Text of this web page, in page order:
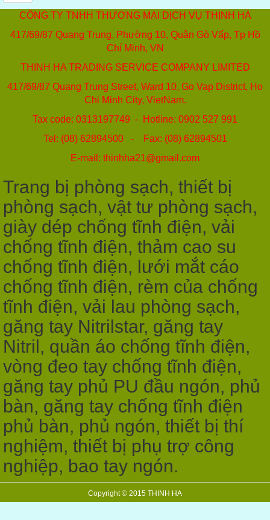
CÔNG TY TNHH THƯƠNG MẠI DỊCH VỤ THỊNH HÀ
417/69/87 Quang Trung, Phường 10, Quận Gò Vấp, Tp Hồ
Chí Minh, VN
THINH HA TRADING SERVICE COMPANY LIMITED
417/69/87 Quang Trung Street, Ward 10, Go Vap District, Ho
Chi Minh City, VietNam.
Tax code: 0313197749 - Hotline: 0902 527 991
Tel: (08) 62894500 - Fax: (08) 62894501
E-mail: thinhha21@gmail.com
Trang bị phòng sạch, thiết bị
phòng sạch, vật tư phòng sạch,
giày dép chống tĩnh điện, vải
chống tĩnh điện, thảm cao su
chống tĩnh điện, lưới mắt cáo
chống tĩnh điện, rèm của chống
tĩnh điện, vải lau phòng sạch,
găng tay Nitrilstar, găng tay
Nitril, quần áo chống tĩnh điện,
vòng đeo tay chống tĩnh điện,
găng tay phủ PU đầu ngón, phủ
bàn, găng tay chống tĩnh điện
phủ bàn, phủ ngón, thiết bị thí
nghiệm, thiết bị phụ trợ công
nghiệp, bao tay ngón.
Copyright © 2015 THINH HA